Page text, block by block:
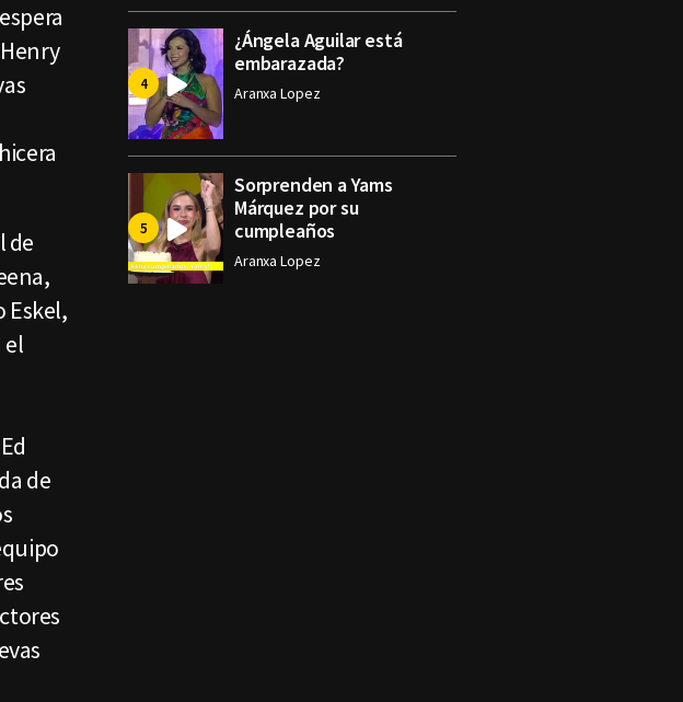
de
Eskel,
el
de
¿Ángela Aguilar está
embarazada?
Aranxa Lopez
Sorprenden a Yams
Márquez por su
cumpleaños
Aranxa Lopez